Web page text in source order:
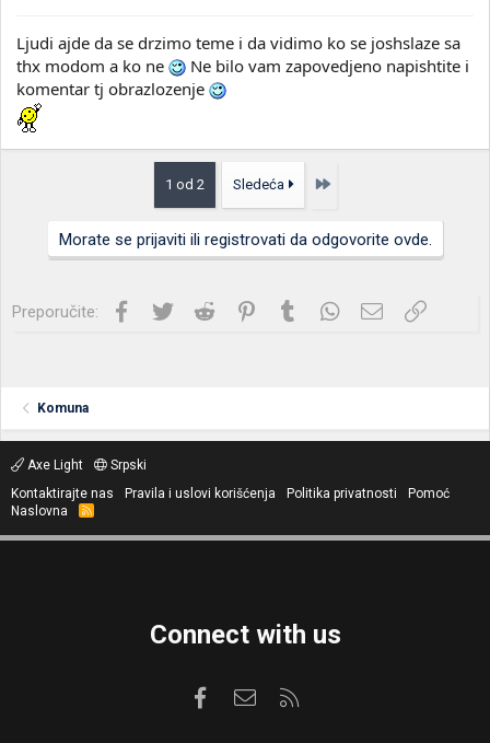
Ljudi ajde da se drzimo teme i da vidimo ko se joshslaze sa
thx modom a ko ne
Ne bilo vam zapovedjeno napishtite i
komentar tj obrazlozenje
1 od 2 Sledeća Poslednja
Morate se prijaviti ili registrovati da odgovorite ovde.
Preporučite: Facebook
Twitter Reddit PinterestTumblrWhatsApp
Imejl Link
Komuna
Axe Light
Srpski
Kontaktirajte nas
Pravila i uslovi korišćenja Politika privatnosti
Pomoć
Naslovna
R
S
Connect with us
FacebookKontaktirajte nas